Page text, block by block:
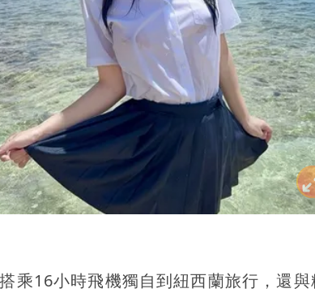
乘16小時飛機獨自到紐西蘭旅行，還與